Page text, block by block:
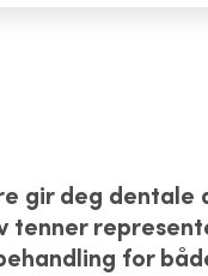
gir deg
tenner
for